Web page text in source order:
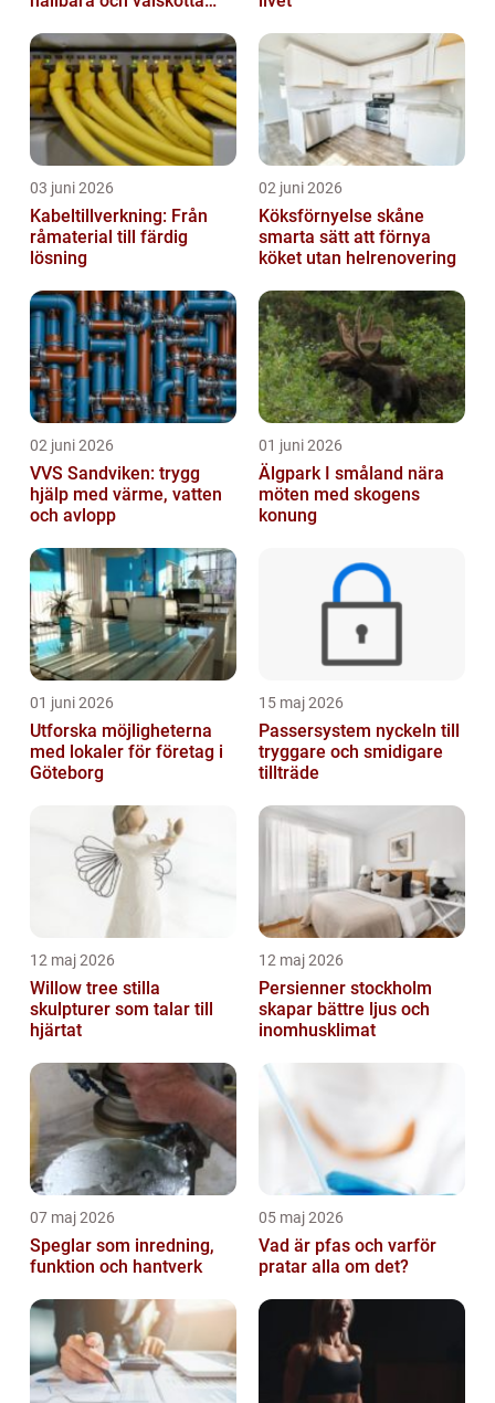
03 juni 2026
Kabeltillverkning: Från
råmaterial till färdig
lösning
02 juni 2026
Köksförnyelse skåne
smarta sätt att förnya
köket utan helrenovering
02 juni 2026
VVS Sandviken: trygg
hjälp med värme, vatten
och avlopp
01 juni 2026
Älgpark I småland nära
möten med skogens
konung
01 juni 2026
Utforska möjligheterna
med lokaler för företag i
Göteborg
15 maj 2026
Passersystem nyckeln till
tryggare och smidigare
tillträde
12 maj 2026
Willow tree stilla
skulpturer som talar till
hjärtat
12 maj 2026
Persienner stockholm
skapar bättre ljus och
inomhusklimat
07 maj 2026
Speglar som inredning,
funktion och hantverk
05 maj 2026
Vad är pfas och varför
pratar alla om det?